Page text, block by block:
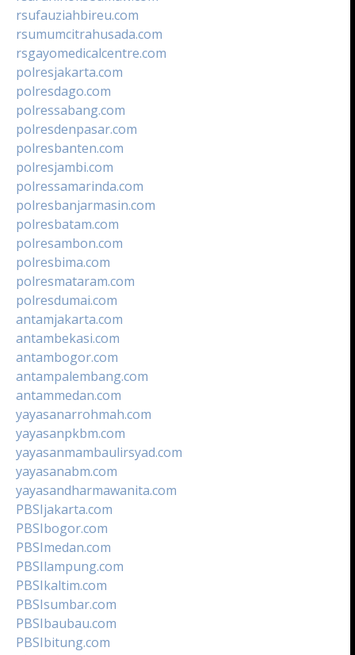
rsufauziahbireu.com
rsumumcitrahusada.com
rsgayomedicalcentre.com
polresjakarta.com
polresdago.com
polressabang.com
polresdenpasar.com
polresbanten.com
polresjambi.com
polressamarinda.com
polresbanjarmasin.com
polresbatam.com
polresambon.com
polresbima.com
polresmataram.com
polresdumai.com
antamjakarta.com
antambekasi.com
antambogor.com
antampalembang.com
antammedan.com
yayasanarrohmah.com
yayasanpkbm.com
yayasanmambaulirsyad.com
yayasanabm.com
yayasandharmawanita.com
PBSIjakarta.com
PBSIbogor.com
PBSImedan.com
PBSIlampung.com
PBSIkaltim.com
PBSIsumbar.com
PBSIbaubau.com
PBSIbitung.com